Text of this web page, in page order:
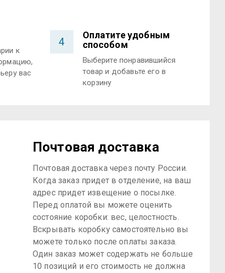
к
вас
4
Оплатите удобным
способом
Выберите понравившийся
товар и добавьте его в
корзину
Почтовая доставка
Почтовая доставка через почту России.
Когда заказ придет в отделение, на ваш
адрес придет извещение о посылке.
Перед оплатой вы можете оценить
состояние коробки: вес, целостность.
Вскрывать коробку самостоятельно вы
можете только после оплаты заказа.
Один заказ может содержать не больше
10 позиций и его стоимость не должна